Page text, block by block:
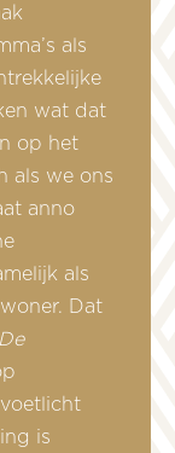
als
wat dat
op het
als we ons
anno
als
Dat
De
is